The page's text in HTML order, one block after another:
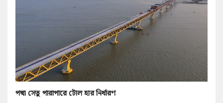
পদ্মা সেতু পারাপারে টোল হার নির্ধারণ